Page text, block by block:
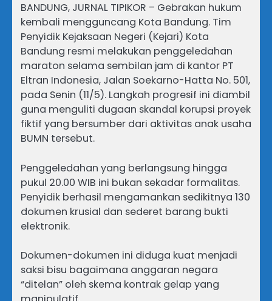
BANDUNG, JURNAL TIPIKOR – Gebrakan hukum
kembali mengguncang Kota Bandung. Tim
Penyidik Kejaksaan Negeri (Kejari) Kota
Bandung resmi melakukan penggeledahan
maraton selama sembilan jam di kantor PT
Eltran Indonesia, Jalan Soekarno-Hatta No. 501,
pada Senin (11/5). Langkah progresif ini diambil
guna menguliti dugaan skandal korupsi proyek
fiktif yang bersumber dari aktivitas anak usaha
BUMN tersebut.
Penggeledahan yang berlangsung hingga
pukul 20.00 WIB ini bukan sekadar formalitas.
Penyidik berhasil mengamankan sedikitnya 130
dokumen krusial dan sederet barang bukti
elektronik.
Dokumen-dokumen ini diduga kuat menjadi
saksi bisu bagaimana anggaran negara
“ditelan” oleh skema kontrak gelap yang